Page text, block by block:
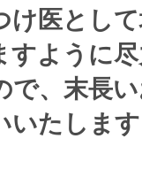
け医とし
すように
で、末長
いたしま